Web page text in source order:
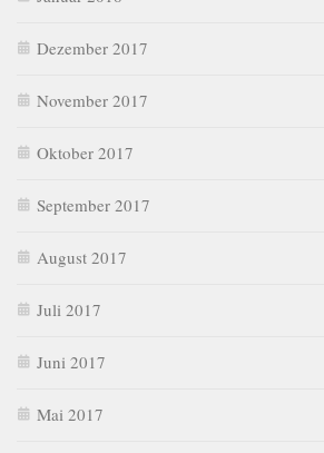
Dezember 2017
November 2017
Oktober 2017
September 2017
August 2017
Juli 2017
Juni 2017
Mai 2017